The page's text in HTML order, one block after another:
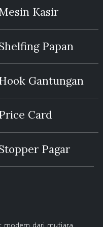
Kasir
Papan
Gantungan
Card
Pagar
modern dari mutiara